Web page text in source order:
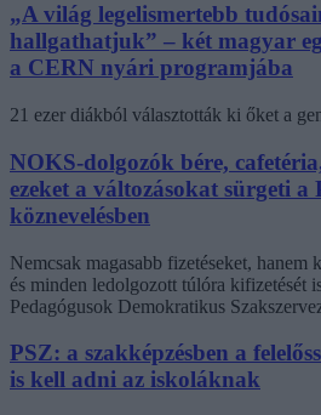
„A világ legelismertebb
hallgathatjuk” – két magyar
a CERN nyári programjába
21 ezer diákból választották ki őket a
NOKS-dolgozók bére,
ezeket a változásokat sürgeti a
köznevelésben
Nemcsak magasabb fizetéseket, hanem
és minden ledolgozott túlóra kifizetését
Pedagógusok Demokratikus
PSZ: a szakképzésben a
is kell adni az iskoláknak